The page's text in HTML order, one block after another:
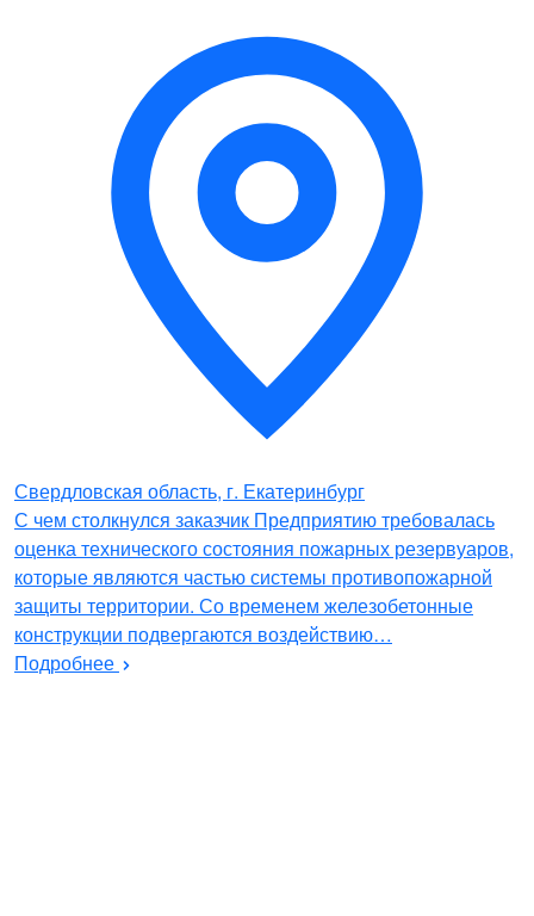
Свердловская область, г. Екатеринбург
С чем столкнулся заказчик Предприятию требовалась
оценка технического состояния пожарных резервуаров,
которые являются частью системы противопожарной
защиты территории. Со временем железобетонные
конструкции подвергаются воздействию…
Подробнее